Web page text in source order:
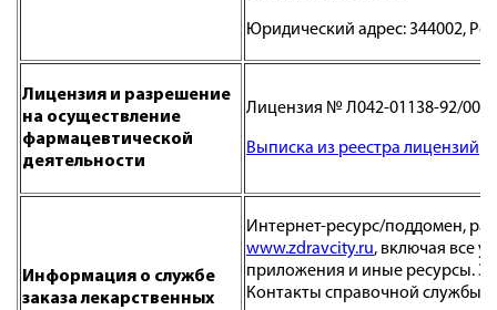
Юридический адрес: 344002,
Лицензия и разрешение
на осуществление
фармацевтической
деятельности
Лицензия № Л042-01138-92/
Выписка из реестра лицензий
Информация о службе
заказа лекарственных
Интернет-ресурс/поддомен,
www.zdravcity.ru, включая все
приложения и иные ресурсы.
Контакты справочной службы: